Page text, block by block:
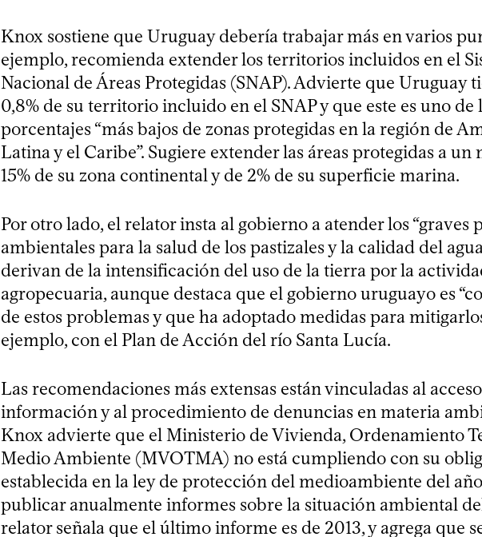
Knox sostiene que Uruguay debería trabajar más en varios
ejemplo, recomienda extender los territorios incluidos en el
Nacional de Áreas Protegidas (SNAP). Advierte que Uruguay
0,8% de su territorio incluido en el SNAP y que este es uno de
porcentajes “más bajos de zonas protegidas en la región de
Latina y el Caribe”. Sugiere extender las áreas protegidas a
15% de su zona continental y de 2% de su superficie marina.
Por otro lado, el relator insta al gobierno a atender los “graves
ambientales para la salud de los pastizales y la calidad del
derivan de la intensificación del uso de la tierra por la
agropecuaria, aunque destaca que el gobierno uruguayo es
de estos problemas y que ha adoptado medidas para
ejemplo, con el Plan de Acción del río Santa Lucía.
Las recomendaciones más extensas están vinculadas al
información y al procedimiento de denuncias en materia
Knox advierte que el Ministerio de Vivienda, Ordenamiento
Medio Ambiente (MVOTMA) no está cumpliendo con su
establecida en la ley de protección del medioambiente del
publicar anualmente informes sobre la situación ambiental
relator señala que el último informe es de 2013, y agrega que